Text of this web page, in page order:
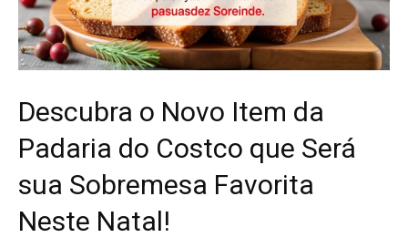
Descubra o Novo Item da
Padaria do Costco que Será
sua Sobremesa Favorita
Neste Natal!